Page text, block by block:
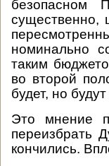
безопасном
существенно,
номинально
таким
во второй
будет, но
Это мнение
переизбрать
кончились.